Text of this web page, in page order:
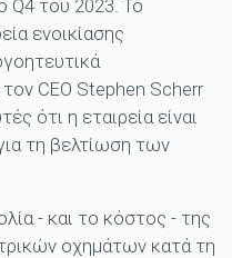
Q4 του 2023. Το
ενοικίασης
CEO Stephen Scherr
ότι η εταιρεία είναι
τη βελτίωση των
- και το κόστος - της
οχημάτων κατά τη